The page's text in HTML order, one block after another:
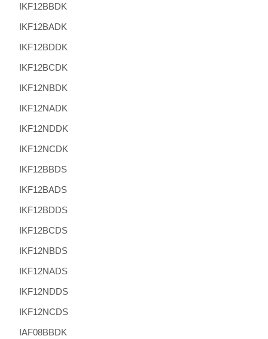
IKF12BBDK
IKF12BADK
IKF12BDDK
IKF12BCDK
IKF12NBDK
IKF12NADK
IKF12NDDK
IKF12NCDK
IKF12BBDS
IKF12BADS
IKF12BDDS
IKF12BCDS
IKF12NBDS
IKF12NADS
IKF12NDDS
IKF12NCDS
IAF08BBDK